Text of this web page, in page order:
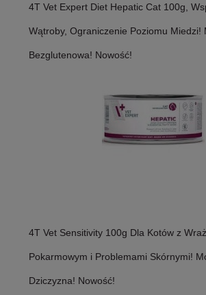
4T Vet Expert Diet Hepatic Cat 100g,
Wątroby, Ograniczenie Poziomu Miedzi!
Bezglutenowa! Nowość!
4T Vet Sensitivity 100g Dla Kotów z
Pokarmowym i Problemami Skórnymi!
Dziczyzna! Nowość!